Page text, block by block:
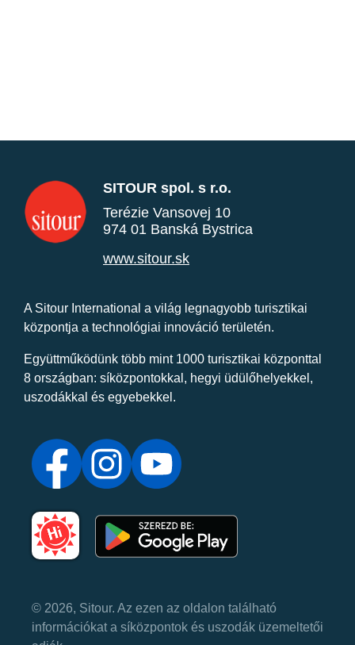
SITOUR spol. s r.o.
Terézie Vansovej 10
974 01 Banská Bystrica
www.sitour.sk
A Sitour International a világ legnagyobb turisztikai
központja a technológiai innováció területén.
Együttműködünk több mint 1000 turisztikai központtal
8 országban: síközpontokkal, hegyi üdülőhelyekkel,
uszodákkal és egyebekkel.
© 2026, Sitour. Az ezen az oldalon található
információkat a síközpontok és uszodák üzemeltetői